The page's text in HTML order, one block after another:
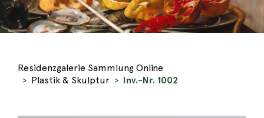
Residenzgalerie Sammlung Online
Plastik & Skulptur
Inv.-Nr. 1002